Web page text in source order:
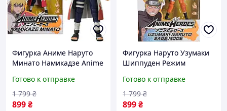
Фигурка Аниме Наруто
Минато Намикадзе Anime
Bandai 36905
Готово к отправке
899₴
1 799 ₴
Фигурка Наруто Узумаки
Шиппуден Режим
Uzumaki Sage Mode
Bandai 36907
Готово к отправке
899₴
1 799 ₴